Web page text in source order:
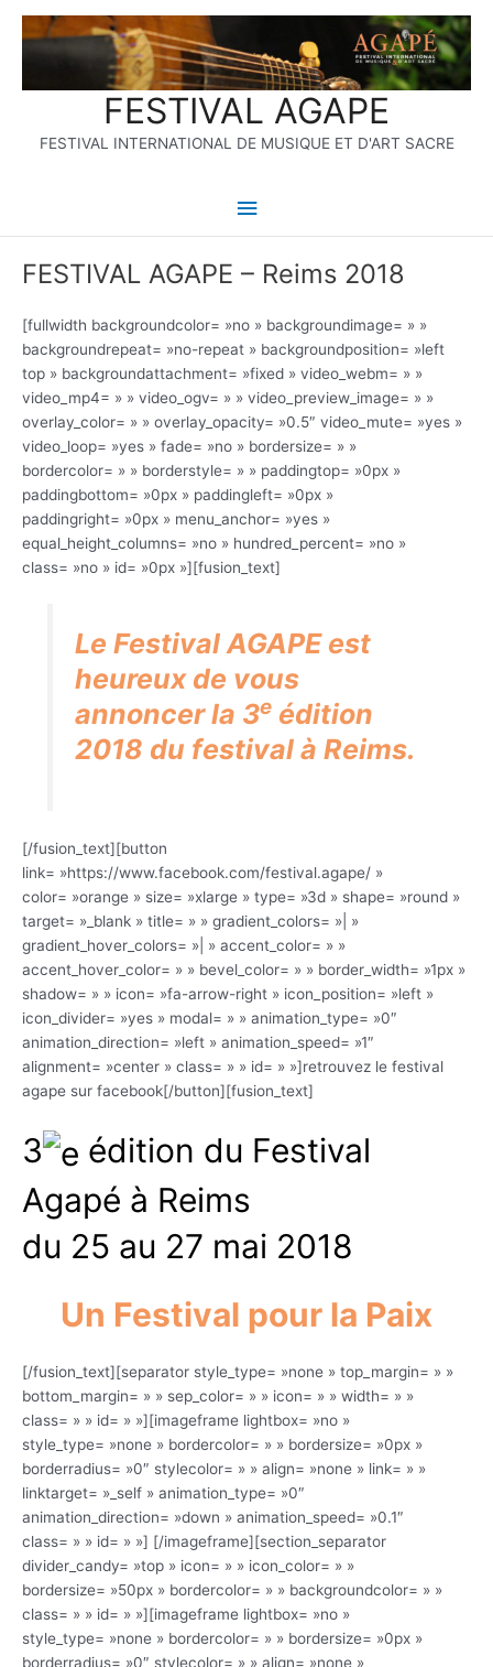
FESTIVAL AGAPE
FESTIVAL INTERNATIONAL DE MUSIQUE ET D'ART SACRE
Menu
principal
FESTIVAL AGAPE – Reims 2018
[fullwidth backgroundcolor= »no » backgroundimage= » »
backgroundrepeat= »no-repeat » backgroundposition= »left
top » backgroundattachment= »fixed » video_webm= » »
video_mp4= » » video_ogv= » » video_preview_image= » »
overlay_color= » » overlay_opacity= »0.5″ video_mute= »yes »
video_loop= »yes » fade= »no » bordersize= » »
bordercolor= » » borderstyle= » » paddingtop= »0px »
paddingbottom= »0px » paddingleft= »0px »
paddingright= »0px » menu_anchor= »yes »
equal_height_columns= »no » hundred_percent= »no »
class= »no » id= »0px »][fusion_text]
Le Festival AGAPE est
heureux de vous
annoncer la 3eédition
2018 du festival à Reims.
[/fusion_text][button
link= »https://www.facebook.com/festival.agape/ »
color= »orange » size= »xlarge » type= »3d » shape= »round »
target= »_blank » title= » » gradient_colors= »| »
gradient_hover_colors= »| » accent_color= » »
accent_hover_color= » » bevel_color= » » border_width= »1px »
shadow= » » icon= »fa-arrow-right » icon_position= »left »
icon_divider= »yes » modal= » » animation_type= »0″
animation_direction= »left » animation_speed= »1″
alignment= »center » class= » » id= » »]retrouvez le festival
agape sur facebook[/button][fusion_text]
3
édition du Festival
Agapé à Reims
du 25 au 27 mai 2018
Un Festival pour la Paix
[/fusion_text][separator style_type= »none » top_margin= » »
bottom_margin= » » sep_color= » » icon= » » width= » »
class= » » id= » »][imageframe lightbox= »no »
style_type= »none » bordercolor= » » bordersize= »0px »
borderradius= »0″ stylecolor= » » align= »none » link= » »
linktarget= »_self » animation_type= »0″
animation_direction= »down » animation_speed= »0.1″
class= » » id= » »] [/imageframe][section_separator
divider_candy= »top » icon= » » icon_color= » »
bordersize= »50px » bordercolor= » » backgroundcolor= » »
class= » » id= » »][imageframe lightbox= »no »
style_type= »none » bordercolor= » » bordersize= »0px »
borderradius= »0″ stylecolor= » » align= »none »